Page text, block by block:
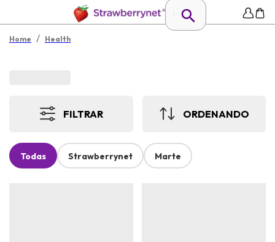
Home / Health
FILTRAR ORDENANDO
Todas Strawberrynet Marte